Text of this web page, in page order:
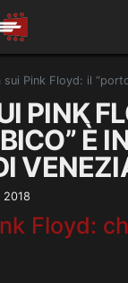
Pink Floyd: il “porto libico” è
PINK
È
2018
Floyd: